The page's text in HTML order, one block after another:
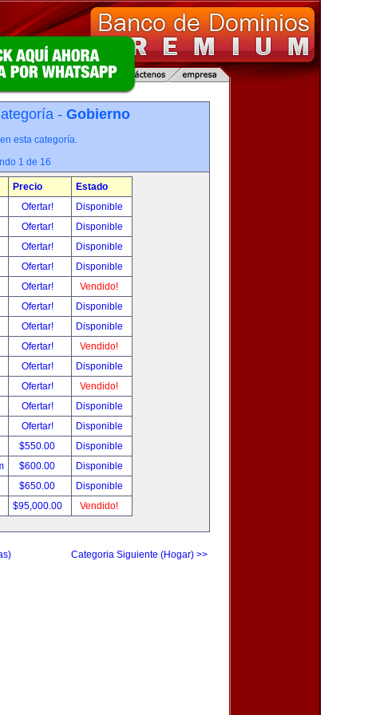
- Gobierno
esta categoría.
1 de 16
Precio
Estado
Ofertar!
Disponible
Ofertar!
Disponible
Ofertar!
Disponible
Ofertar!
Disponible
Ofertar!
Vendido!
Ofertar!
Disponible
Ofertar!
Disponible
Ofertar!
Vendido!
Ofertar!
Disponible
Ofertar!
Vendido!
Ofertar!
Disponible
Ofertar!
Disponible
$550.00
Disponible
$600.00
Disponible
$650.00
Disponible
$95,000.00 Vendido!
Categoria Siguiente (Hogar) >>